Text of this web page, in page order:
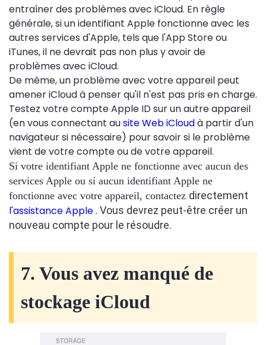
entraîner des problèmes avec iCloud. En règle
générale, si un identifiant Apple fonctionne avec les
autres services d'Apple, tels que l'App Store ou
iTunes, il ne devrait pas non plus y avoir de
problèmes avec iCloud.
De même, un problème avec votre appareil peut
amener iCloud à penser qu'il n'est pas pris en charge.
Testez votre compte Apple ID sur un autre appareil
(en vous connectant ausite Web iCloudà partir d'un
navigateur si nécessaire) pour savoir si le problème
vient de votre compte ou de votre appareil.
Si votre identifiant Apple ne fonctionne avec aucun des
services Apple ou si aucun identifiant Apple ne
fonctionne avec votre appareil, contactez directement
l'assistance Apple . Vous devrez peut-être créer un
nouveau compte pour le résoudre.
7. Vous avez manqué de
stockage iCloud